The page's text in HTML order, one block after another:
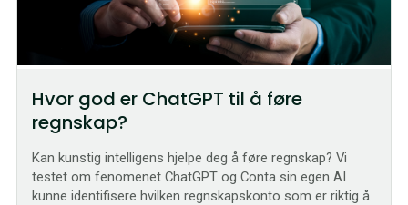
Hvor god er ChatGPT til å føre
regnskap?
Kan kunstig intelligens hjelpe deg å føre regnskap? Vi
testet om fenomenet ChatGPT og Conta sin egen AI
kunne identifisere hvilken regnskapskonto som er riktig å